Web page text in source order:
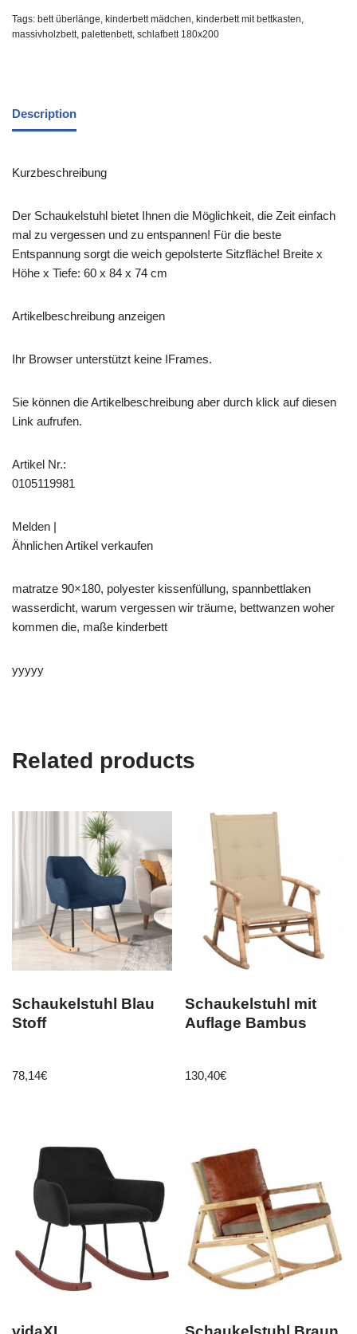
Tags: bett überlänge, kinderbett mädchen, kinderbett mit bettkasten,
massivholzbett, palettenbett, schlafbett 180x200
Description
Kurzbeschreibung
Der Schaukelstuhl bietet Ihnen die Möglichkeit, die Zeit einfach
mal zu vergessen und zu entspannen! Für die beste
Entspannung sorgt die weich gepolsterte Sitzfläche! Breite x
Höhe x Tiefe: 60 x 84 x 74 cm
Artikelbeschreibung anzeigen
Ihr Browser unterstützt keine IFrames.
Sie können die Artikelbeschreibung aber durch klick auf diesen
Link aufrufen.
Artikel Nr.:
0105119981
Melden |
Ähnlichen Artikel verkaufen
matratze 90×180, polyester kissenfüllung, spannbettlaken
wasserdicht, warum vergessen wir träume, bettwanzen woher
kommen die, maße kinderbett
yyyyy
Related products
Schaukelstuhl Blau
Stoff
78,14€
Schaukelstuhl mit
Auflage Bambus
130,40€